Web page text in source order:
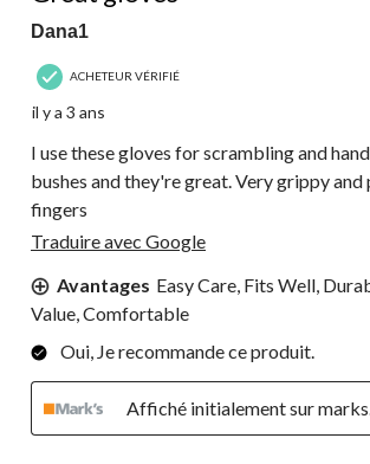
Dana1
ACHETEUR VÉRIFIÉ
il y a 3 ans
I use these gloves for scrambling and
bushes and they're great. Very grippy
fingers
Traduire avec Google
Avantages Easy Care, Fits Well,
Value, Comfortable
Oui, Je recommande ce produit.
Affiché initialement sur